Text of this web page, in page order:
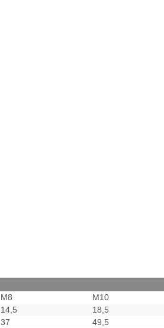
M8 M10
14,5 18,5
37 49,5